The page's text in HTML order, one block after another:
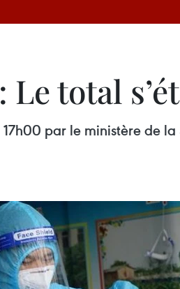
total
par le ministère de